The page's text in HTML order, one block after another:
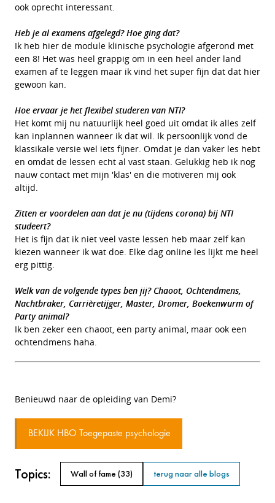
ook oprecht interessant.
Heb je al examens afgelegd? Hoe ging dat?
Ik heb hier de module klinische psychologie afgerond met
een 8! Het was heel grappig om in een heel ander land
examen af te leggen maar ik vind het super fijn dat dat hier
gewoon kan.
Hoe ervaar je het flexibel studeren van NTI?
Het komt mij nu natuurlijk heel goed uit omdat ik alles zelf
kan inplannen wanneer ik dat wil. Ik persoonlijk vond de
klassikale versie wel iets fijner. Omdat je dan vaker les hebt
en omdat de lessen echt al vast staan. Gelukkig heb ik nog
nauw contact met mijn 'klas' en die motiveren mij ook
altijd.
Zitten er voordelen aan dat je nu (tijdens corona) bij NTI
studeert?
Het is fijn dat ik niet veel vaste lessen heb maar zelf kan
kiezen wanneer ik wat doe. Elke dag online les lijkt me heel
erg pittig.
Welk van de volgende types ben jij? Chaoot, Ochtendmens,
Nachtbraker, Carrièretijger, Master, Dromer, Boekenwurm of
Party animal?
Ik ben zeker een chaoot, een party animal, maar ook een
ochtendmens haha.
Benieuwd naar de opleiding van Demi?
BEKIJK HBO Toegepaste psychologie
Topics: Wall of fame (33) terug naar alle blogs